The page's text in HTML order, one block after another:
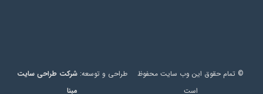
© تمام حقوق این وب سایت محفوظ
است
طراحی و توسعه: شرکت طراحی سایت
مبنا